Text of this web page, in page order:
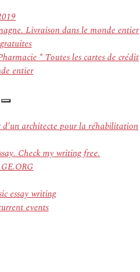
Livraison dans le monde entier
* Toutes les cartes de crédit
entier
Recherche
architecte pour la réhabilitation
Check my writing free.
essay writing
events